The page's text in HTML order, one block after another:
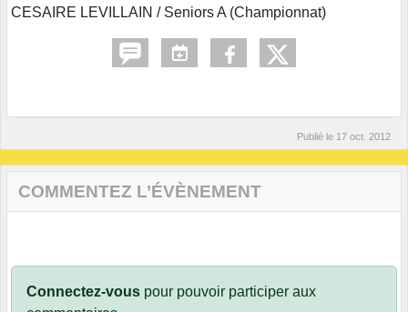
CESAIRE LEVILLAIN / Seniors A (Championnat)
Publié le 17 oct. 2012
COMMENTEZ L’ÉVÈNEMENT
Connectez-vous pour pouvoir participer aux